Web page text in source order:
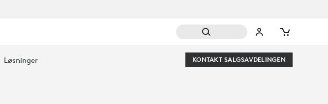
Løsninger KONTAKT SALGSAVDELINGEN